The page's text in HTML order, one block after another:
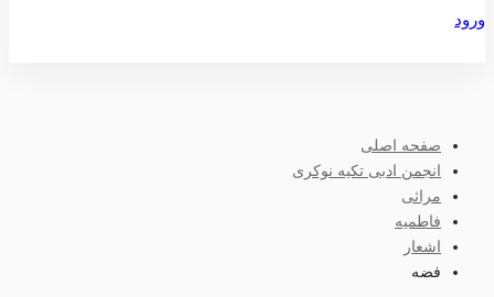
ورود
صفحه اصلی
انجمن ادبی تکیه نوکری
مراثی
فاطمیه
اشعار
فضه